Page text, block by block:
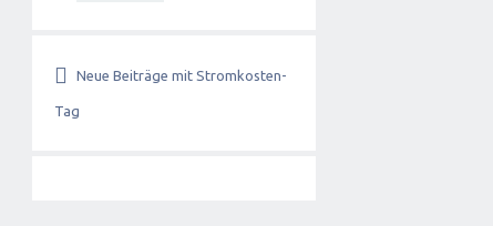
Neue Beiträge mit Stromkosten-
Tag